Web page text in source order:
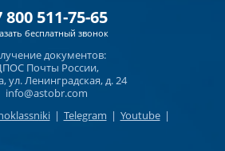
800 511-75-65
бесплатный звонок
документов:
Почты России,
ул. Ленинградская, д. 24
info@astobr.com
| Telegram | Youtube |